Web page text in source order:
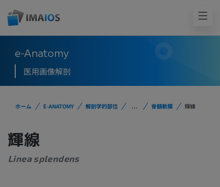
e-Anatomy
医用画像解剖
ホーム E-ANATOMY 解剖学的部位 ... 脊髄軟膜 輝線
輝線
Linea splendens